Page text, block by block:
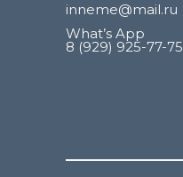
inneme@mail.ru
What’s App
8 (929) 925-77-75